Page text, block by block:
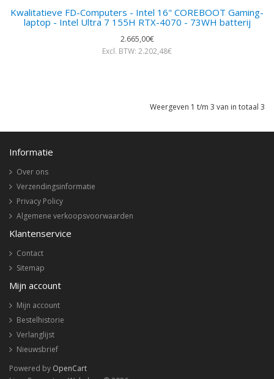
Kwalitatieve FD-Computers - Intel 16" COREBOOT Gaming-
laptop - Intel Ultra 7 155H RTX-4070 - 73WH batterij
2.665,00€
Excl. BTW: 2.202,48€
Weergeven 1 t/m 3 van in totaal 3
Informatie
Over ons
Verzendingsinformatie
Privacy Policy
Algemene verkoopsvoorwaarden
Klantenservice
Contact
Sitemap
Mijn account
Mijn account
Bestelhistorie
Verlanglijst
Nieuwsbrief
Powered by OpenCart